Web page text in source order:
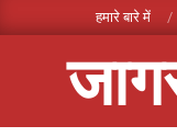
to
हमारे बारे में